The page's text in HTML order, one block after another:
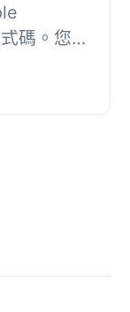
碼。您
實驗性